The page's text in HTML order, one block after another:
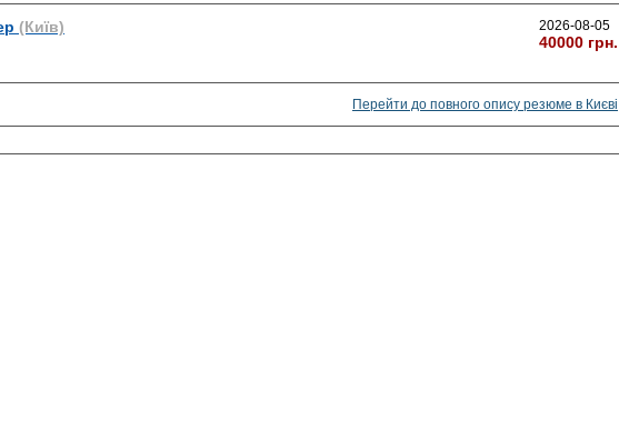
(Київ) 2026-08-05
40000 грн.
Перейти до повного опису резюме в Києві